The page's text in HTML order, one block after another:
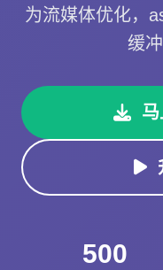
为流媒体优化，
缓
500